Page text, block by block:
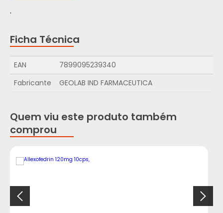
.
Ficha Técnica
EAN
7899095239340
Fabricante
GEOLAB IND FARMACEUTICA
Quem viu este produto também
comprou